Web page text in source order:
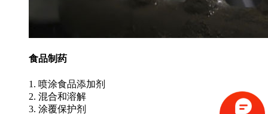
食品制药
1. 喷涂食品添加剂
2. 混合和溶解
3. 涂覆保护剂